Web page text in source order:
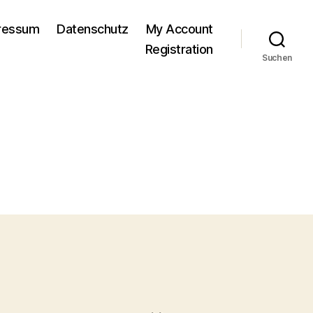
Datenschutz
My Account
Registration
Suchen